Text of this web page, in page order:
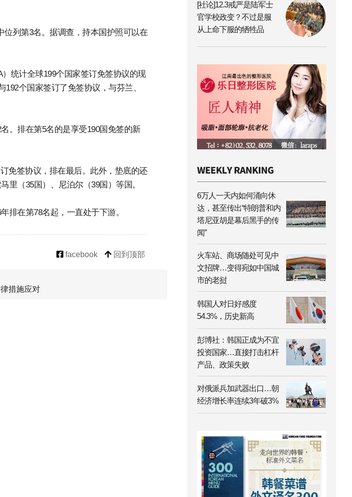
列第3名。据调查，持本国护照可以在
统计全球199个国家签订免签协议的现
个国家签订了免签协议，与芬兰、
。排在第5名的是享受190国免签的新
免签协议，排在最后。此外，垫底的还
里（35国）、尼泊尔（39国）等国。
排在第78名起，一直处于下游。
facebook
回到顶部
措施应对
[社论]12.3戒严是陆军士
官学校政变？不过是服
从上命下服的牺牲品
6万人一天内如何涌向休
达，甚至传出“特朗普和内
塔尼亚胡是幕后黑手的传
闻”
火车站、商场随处可见中
文招牌…变得宛如中国城
市的老挝
韩国人对日好感度
54.3%，历史新高
彭博社：韩国正成为不宜
投资国家…直接打击杠杆
产品、政策失败
对俄派兵加武器出口…朝
经济增长率连续3年破3%